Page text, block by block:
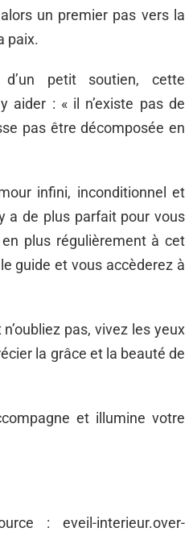
un premier pas vers la
paix.
petit soutien, cette
aider : « il n’existe pas de
pas être décomposée en
infini, inconditionnel et
a de plus parfait pour vous
plus régulièrement à cet
guide et vous accèderez à
pas, vivez les yeux
la grâce et la beauté de
et illumine votre
: eveil-interieur.over-